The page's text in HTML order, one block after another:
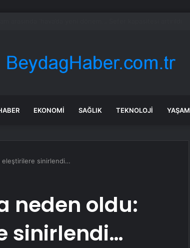
EKONOMI SAĞLIK TEKNOLOJI YAŞAM
eleştirilere sinirlendi…
neden oldu:
sinirlendi…